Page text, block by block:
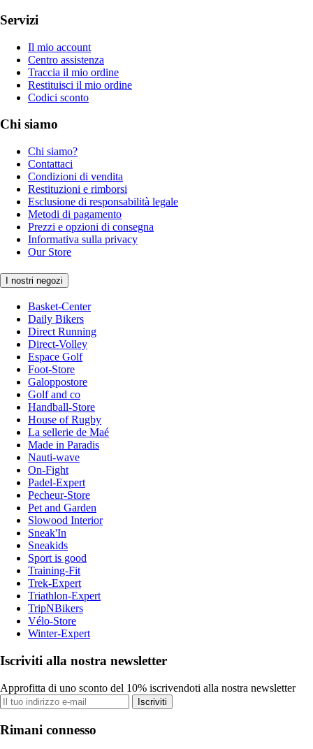
Servizi
Il mio account
Centro assistenza
Traccia il mio ordine
Restituisci il mio ordine
Codici sconto
Chi siamo
Chi siamo?
Contattaci
Condizioni di vendita
Restituzioni e rimborsi
Esclusione di responsabilità legale
Metodi di pagamento
Prezzi e opzioni di consegna
Informativa sulla privacy
Our Store
I nostri negozi
Basket-Center
Daily Bikers
Direct Running
Direct-Volley
Espace Golf
Foot-Store
Galoppostore
Golf and co
Handball-Store
House of Rugby
La sellerie de Maé
Made in Paradis
Nauti-wave
On-Fight
Padel-Expert
Pecheur-Store
Pet and Garden
Slowood Interior
Sneak'In
Sneakids
Sport is good
Training-Fit
Trek-Expert
Triathlon-Expert
TripNBikers
Vélo-Store
Winter-Expert
Iscriviti alla nostra newsletter
Approfitta di uno sconto del 10% iscrivendoti alla nostra newsletter
Iscriviti
Rimani connesso